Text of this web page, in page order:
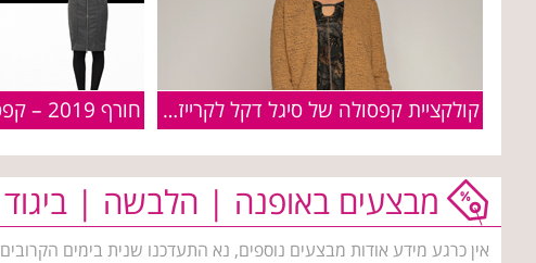
קולקציית קפסולה של סיגל דקל לקרייזי ליין
מבצעים באופנה | הלבשה | ביגוד
אין כרגע מידע אודות מבצעים נוספים, נא התעדכנו שנית בימים הקרובים